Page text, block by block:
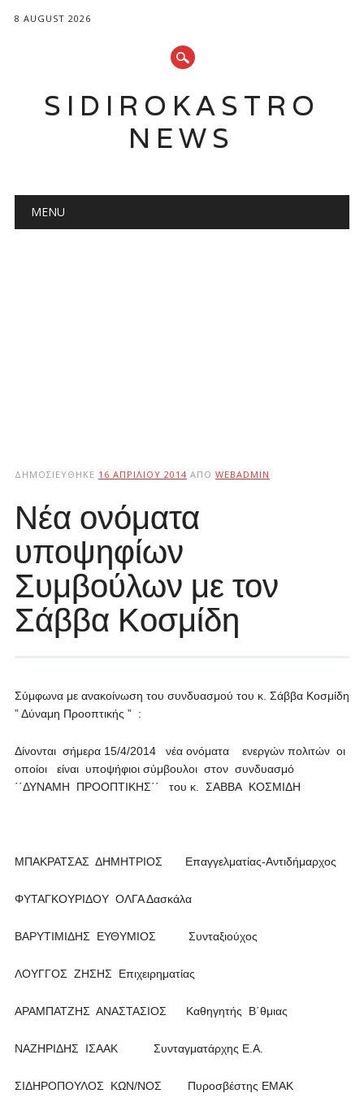
8 AUGUST 2026
SIDIROKASTRO
NEWS
Main menu
MENU
ΔΗΜΟΣΙΕΎΘΗΚΕ 16 ΑΠΡΙΛΊΟΥ 2014 ΑΠΌ WEBADMIN
Νέα ονόματα
υποψηφίων
Συμβούλων με τον
Σάββα Κοσμίδη
Σύμφωνα με ανακοίνωση του συνδυασμού του κ. Σάββα Κοσμίδη
” Δύναμη Προοπτικής ” :
Δίνονται σήμερα 15/4/2014 νέα ονόματα ενεργών πολιτών οι
οποίοι είναι υποψήφιοι σύμβουλοι στον συνδυασμό
΄΄ΔΥΝΑΜΗ ΠΡΟΟΠΤΙΚΗΣ΄΄ του κ. ΣΑΒΒΑ ΚΟΣΜΙΔΗ
ΜΠΑΚΡΑΤΣΑΣ ΔΗΜΗΤΡΙΟΣ Επαγγελματίας-Αντιδήμαρχος
ΦΥΤΑΓΚΟΥΡΙΔΟΥ ΟΛΓΑ Δασκάλα
ΒΑΡΥΤΙΜΙΔΗΣ ΕΥΘΥΜΙΟΣ Συνταξιούχος
ΛΟΥΓΓΟΣ ΖΗΣΗΣ Επιχειρηματίας
ΑΡΑΜΠΑΤΖΗΣ ΑΝΑΣΤΑΣΙΟΣ Καθηγητής Β΄θμιας
ΝΑΖΗΡΙΔΗΣ ΙΣΑΑΚ Συνταγματάρχης Ε.Α.
ΣΙΔΗΡΟΠΟΥΛΟΣ ΚΩΝ/ΝΟΣ Πυροσβέστης ΕΜΑΚ